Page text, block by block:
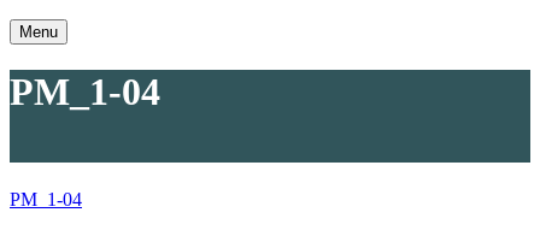
Menu
PM_1-04
PM_1-04